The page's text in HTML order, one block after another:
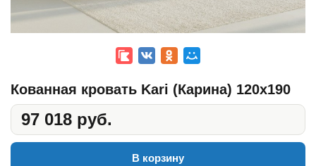
Кованная кровать Kari (Карина) 120x190
97 018 руб.
В корзину